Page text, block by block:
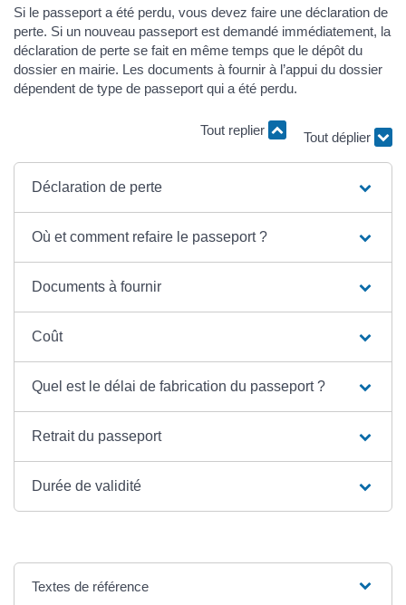
Si le passeport a été perdu, vous devez faire une déclaration de
perte. Si un nouveau passeport est demandé immédiatement, la
déclaration de perte se fait en même temps que le dépôt du
dossier en mairie. Les documents à fournir à l’appui du dossier
dépendent de type de passeport qui a été perdu.
Tout replier
Tout déplier
Déclaration de perte
Où et comment refaire le passeport ?
Documents à fournir
Coût
Quel est le délai de fabrication du passeport ?
Retrait du passeport
Durée de validité
Textes de référence